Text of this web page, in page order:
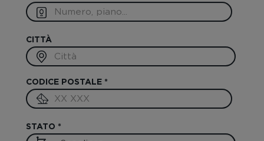
CITTÀ
CODICE POSTALE *
STATO *